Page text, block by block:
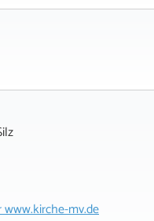
www.kirche-mv.de